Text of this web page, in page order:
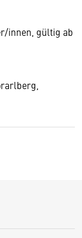
innen, gültig ab